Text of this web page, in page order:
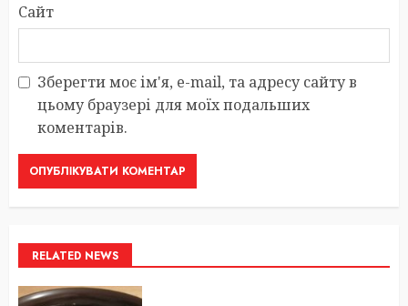
Сайт
Зберегти моє ім'я, e-mail, та адресу сайту в
цьому браузері для моїх подальших
коментарів.
RELATED NEWS